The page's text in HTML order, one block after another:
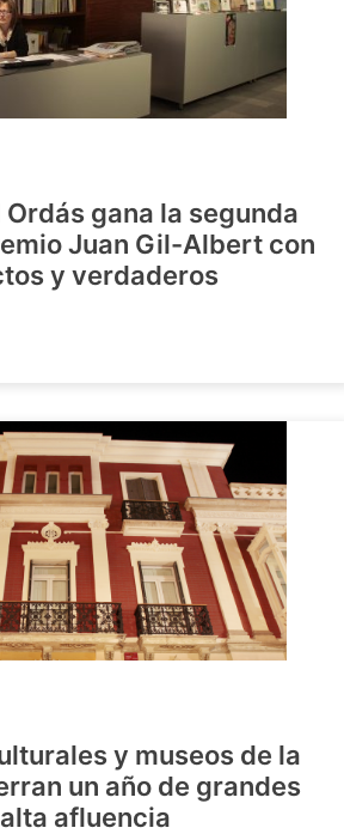
Ordás gana la segunda
Juan Gil-Albert con
y verdaderos
y museos de la
un año de grandes
afluencia